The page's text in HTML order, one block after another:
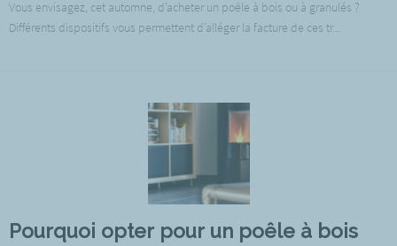
Vous envisagez, cet automne, d’acheter un poêle à bois ou à granulés ?
Différents dispositifs vous permettent d’alléger la facture de ces tr...
Pourquoi opter pour un poêle à bois